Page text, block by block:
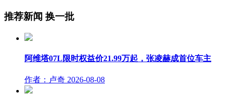
推荐新闻 换一批
阿维塔07L限时权益价21.99万起，张凌赫成首位车主
作者：卢奇 2026-08-08